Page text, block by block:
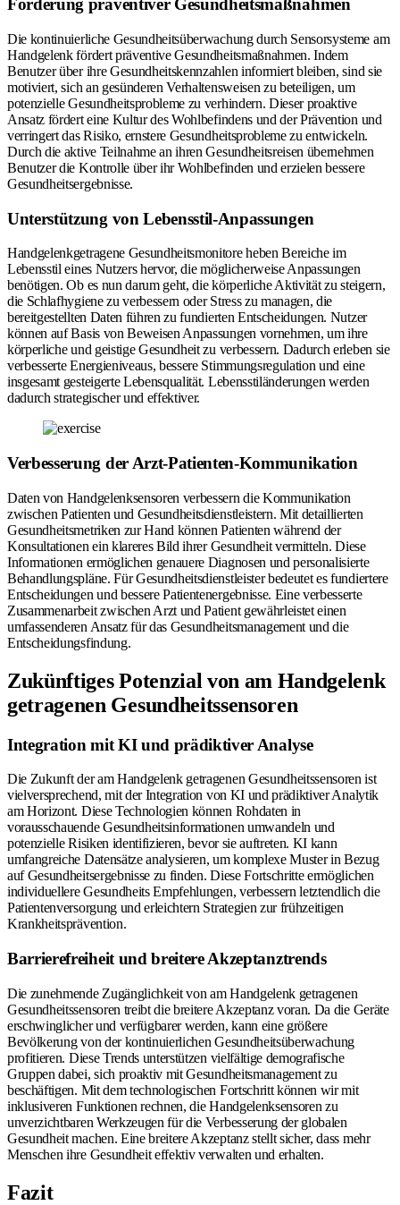
Förderung präventiver Gesundheitsmaßnahmen
Die kontinuierliche Gesundheitsüberwachung durch Sensorsysteme am
Handgelenk fördert präventive Gesundheitsmaßnahmen. Indem
Benutzer über ihre Gesundheitskennzahlen informiert bleiben, sind sie
motiviert, sich an gesünderen Verhaltensweisen zu beteiligen, um
potenzielle Gesundheitsprobleme zu verhindern. Dieser proaktive
Ansatz fördert eine Kultur des Wohlbefindens und der Prävention und
verringert das Risiko, ernstere Gesundheitsprobleme zu entwickeln.
Durch die aktive Teilnahme an ihren Gesundheitsreisen übernehmen
Benutzer die Kontrolle über ihr Wohlbefinden und erzielen bessere
Gesundheitsergebnisse.
Unterstützung von Lebensstil-Anpassungen
Handgelenkgetragene Gesundheitsmonitore heben Bereiche im
Lebensstil eines Nutzers hervor, die möglicherweise Anpassungen
benötigen. Ob es nun darum geht, die körperliche Aktivität zu steigern,
die Schlafhygiene zu verbessern oder Stress zu managen, die
bereitgestellten Daten führen zu fundierten Entscheidungen. Nutzer
können auf Basis von Beweisen Anpassungen vornehmen, um ihre
körperliche und geistige Gesundheit zu verbessern. Dadurch erleben sie
verbesserte Energieniveaus, bessere Stimmungsregulation und eine
insgesamt gesteigerte Lebensqualität. Lebensstiländerungen werden
dadurch strategischer und effektiver.
Verbesserung der Arzt-Patienten-Kommunikation
Daten von Handgelenksensoren verbessern die Kommunikation
zwischen Patienten und Gesundheitsdienstleistern. Mit detaillierten
Gesundheitsmetriken zur Hand können Patienten während der
Konsultationen ein klareres Bild ihrer Gesundheit vermitteln. Diese
Informationen ermöglichen genauere Diagnosen und personalisierte
Behandlungspläne. Für Gesundheitsdienstleister bedeutet es fundiertere
Entscheidungen und bessere Patientenergebnisse. Eine verbesserte
Zusammenarbeit zwischen Arzt und Patient gewährleistet einen
umfassenderen Ansatz für das Gesundheitsmanagement und die
Entscheidungsfindung.
Zukünftiges Potenzial von am Handgelenk
getragenen Gesundheitssensoren
Integration mit KI und prädiktiver Analyse
Die Zukunft der am Handgelenk getragenen Gesundheitssensoren ist
vielversprechend, mit der Integration von KI und prädiktiver Analytik
am Horizont. Diese Technologien können Rohdaten in
vorausschauende Gesundheitsinformationen umwandeln und
potenzielle Risiken identifizieren, bevor sie auftreten. KI kann
umfangreiche Datensätze analysieren, um komplexe Muster in Bezug
auf Gesundheitsergebnisse zu finden. Diese Fortschritte ermöglichen
individuellere Gesundheits Empfehlungen, verbessern letztendlich die
Patientenversorgung und erleichtern Strategien zur frühzeitigen
Krankheitsprävention.
Barrierefreiheit und breitere Akzeptanztrends
Die zunehmende Zugänglichkeit von am Handgelenk getragenen
Gesundheitssensoren treibt die breitere Akzeptanz voran. Da die Geräte
erschwinglicher und verfügbarer werden, kann eine größere
Bevölkerung von der kontinuierlichen Gesundheitsüberwachung
profitieren. Diese Trends unterstützen vielfältige demografische
Gruppen dabei, sich proaktiv mit Gesundheitsmanagement zu
beschäftigen. Mit dem technologischen Fortschritt können wir mit
inklusiveren Funktionen rechnen, die Handgelenksensoren zu
unverzichtbaren Werkzeugen für die Verbesserung der globalen
Gesundheit machen. Eine breitere Akzeptanz stellt sicher, dass mehr
Menschen ihre Gesundheit effektiv verwalten und erhalten.
Fazit